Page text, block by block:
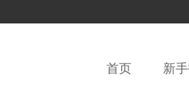
首页 新手